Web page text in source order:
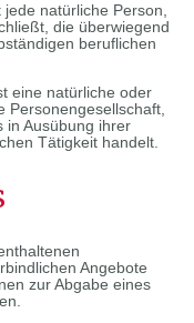
natürliche Person,
die überwiegend
beruflichen
eine natürliche oder
Personengesellschaft,
in Ausübung ihrer
Tätigkeit handelt.
Angebote
zur Abgabe eines